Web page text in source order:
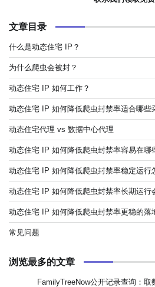
文章目录
什么是动态住宅 IP？
为什么爬虫会被封？
动态住宅 IP 如何工作？
动态住宅 IP 如何降低爬虫封禁率适合哪些
动态住宅代理 vs 数据中心代理
动态住宅 IP 如何降低爬虫封禁率容易在哪
动态住宅 IP 如何降低爬虫封禁率稳定运行
动态住宅 IP 如何降低爬虫封禁率长期运行
动态住宅 IP 如何降低爬虫封禁率更稳的落
常见问题
浏览最多的文章
FamilyTreeNow公开记录查询：取